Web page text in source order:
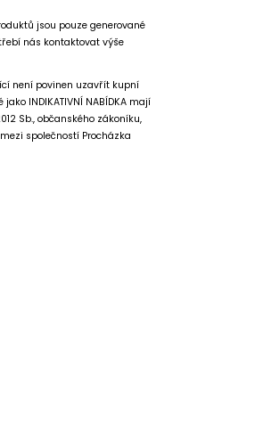
jsou pouze generované
nás kontaktovat výše
není povinen uzavřít kupní
INDIKATIVNÍ NABÍDKA mají
Sb., občanského zákoníku,
společností Procházka